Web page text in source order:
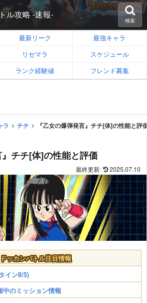
ル攻略 -速報-
検索
最新リーク
最強キャラ
リセマラ
スケジュール
ランク経験値 フレンド募集
ラ チチ 『乙女の爆弾発言』チチ[体]の性能と評
』チチ[体]の性能と評価
2025.07.10
ドッカンバトル注目情報
イン8/5)
中のミッション情報